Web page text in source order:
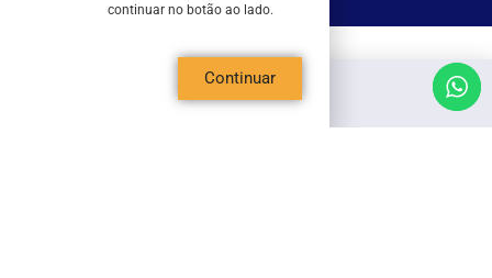
Todos os direitos reservados - Sociedade Rádio Araguaia de Brusque Ltda -
CNPJ 82.983.230/0001-82
Mathilde Hoffmann, 66 - Centro II, Brusque, SC - 88353-120 - Centro Comercial
continuar no botão ao lado.
Continuar